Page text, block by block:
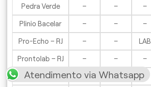
Pedra Verde – – –
Plinio Bacelar – – –
Pro-Echo – RJ – – LAB
Prontolab – RJ – – –
Richet – RJ – – –
Atendimento via Whatsapp